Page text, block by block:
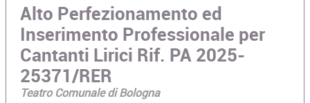
Alto Perfezionamento ed
Inserimento Professionale per
Cantanti Lirici Rif. PA 2025-
25371/RER
Teatro Comunale di Bologna